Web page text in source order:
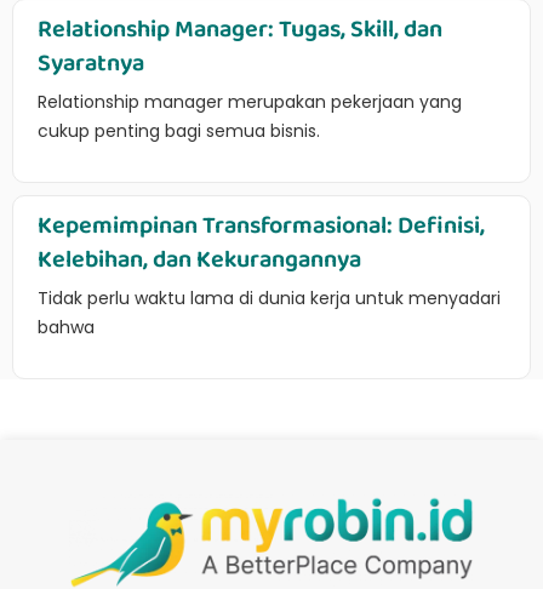
Relationship Manager: Tugas, Skill, dan
Syaratnya
Relationship manager merupakan pekerjaan yang
cukup penting bagi semua bisnis.
Kepemimpinan Transformasional: Definisi,
Kelebihan, dan Kekurangannya
Tidak perlu waktu lama di dunia kerja untuk menyadari
bahwa